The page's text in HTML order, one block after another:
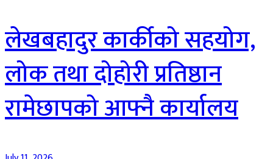
लेखबहादुर कार्कीको सहयोग,
लोक तथा दोहोरी प्रतिष्ठान
रामेछापको आफ्नै कार्यालय